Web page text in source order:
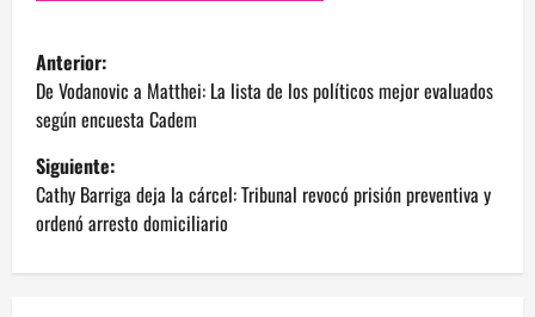
N
a
v
e
Anterior:
De Vodanovic a Matthei: La lista de los políticos mejor evaluados
según encuesta Cadem
Siguiente:
Cathy Barriga deja la cárcel: Tribunal revocó prisión preventiva y
ordenó arresto domiciliario